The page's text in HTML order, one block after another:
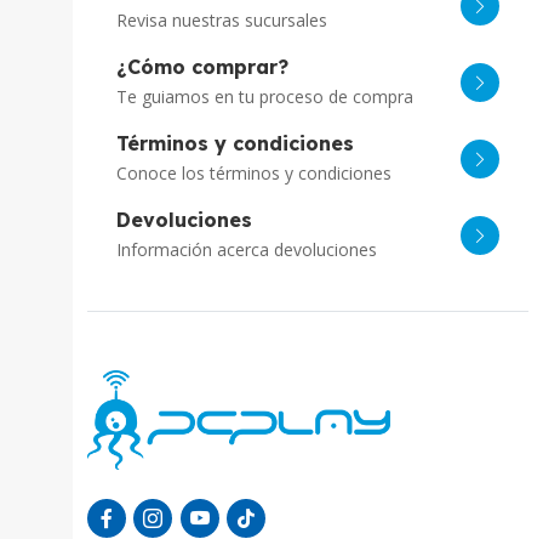
Revisa nuestras sucursales
¿Cómo comprar?
Te guiamos en tu proceso de compra
Términos y condiciones
Conoce los términos y condiciones
Devoluciones
Información acerca devoluciones